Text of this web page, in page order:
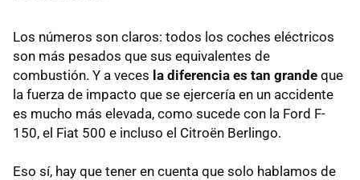
Los números son claros: todos los coches eléctricos
son más pesados que sus equivalentes de
combustión. Y a veces la diferencia es tan grande que
la fuerza de impacto que se ejercería en un accidente
es mucho más elevada, como sucede con la Ford F-
150, el Fiat 500 e incluso el Citroën Berlingo.
Eso sí, hay que tener en cuenta que solo hablamos de